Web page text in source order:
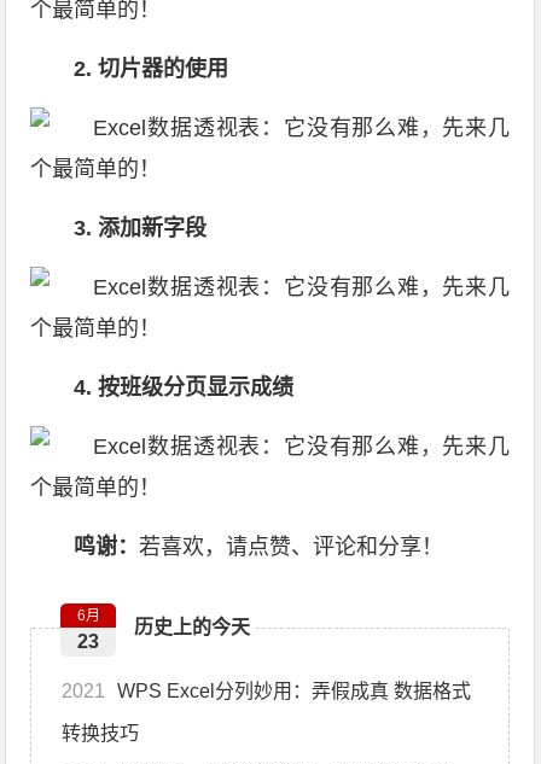
2. 切片器的使用
3. 添加新字段
4. 按班级分页显示成绩
鸣谢：若喜欢，请点赞、评论和分享！
历史上的今天
6月
23
2021 WPS Excel分列妙用：弄假成真 数据格式
转换技巧